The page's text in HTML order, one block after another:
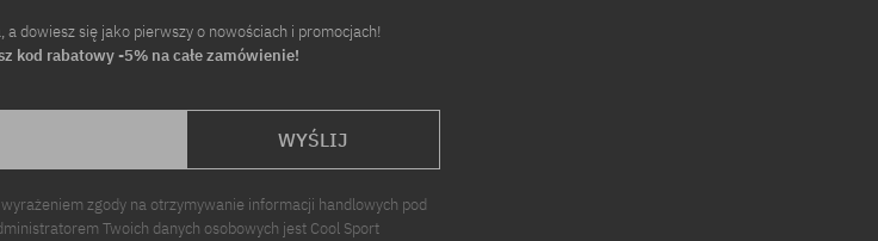
a dowiesz się jako pierwszy o nowościach i promocjach!
kod rabatowy -5% na całe zamówienie!
WYŚLIJ
zgody na otrzymywanie informacji handlowych pod
Twoich danych osobowych jest Cool Sport